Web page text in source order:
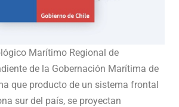
Marítimo Regional de
de la Gobernación Marítima de
que producto de un sistema frontal
sur del país, se proyectan